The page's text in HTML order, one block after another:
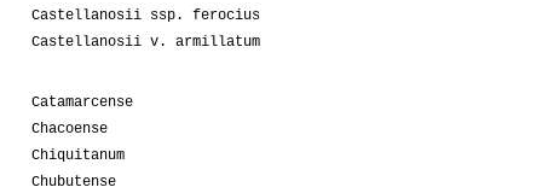
Castellanosii ssp. ferocius
Castellanosii v. armillatum
Catamarcense
Chacoense
Chiquitanum
Chubutense